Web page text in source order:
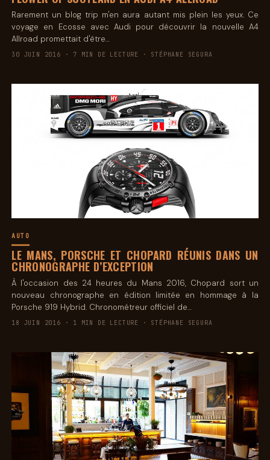
Rarement un blog trip m'en aura autant mis plein les yeux. Ce
voyage en Ecosse avec Audi pour découvrir la nouvelle A4
Allroad promettait d'être…
30 JUIN 2016 · 7 MIN DE LECTURE · STÉPHANE SEGURA
AUTO
LE MANS, PORSCHE ET CHOPARD RÉUNIS DANS UN
CHRONOGRAPHE D’EXCEPTION
À l'occasion des 24 heures du Mans 2016, Chopard sort un
nouveau chronographe en édition limitée en hommage à la
Porsche 919 Hybrid. Chronométreur officiel de…
18 JUIN 2016 · 1 MIN DE LECTURE · STÉPHANE SEGURA